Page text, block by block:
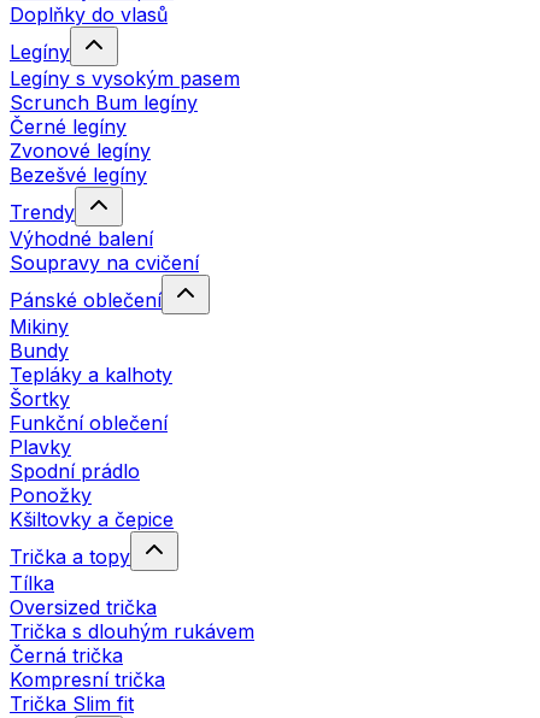
Doplňky do vlasů
Legíny
Legíny s vysokým pasem
Scrunch Bum legíny
Černé legíny
Zvonové legíny
Bezešvé legíny
Trendy
Výhodné balení
Soupravy na cvičení
Pánské oblečení
Mikiny
Bundy
Tepláky a kalhoty
Šortky
Funkční oblečení
Plavky
Spodní prádlo
Ponožky
Kšiltovky a čepice
Trička a topy
Tílka
Oversized trička
Trička s dlouhým rukávem
Černá trička
Kompresní trička
Trička Slim fit